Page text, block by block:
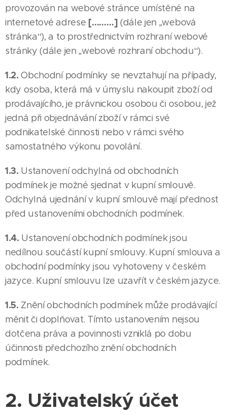
provozován na webové stránce umístěné na
internetové adrese [………] (dále jen „webová
stránka“), a to prostřednictvím rozhraní webové
stránky (dále jen „webové rozhraní obchodu“).
1.2. Obchodní podmínky se nevztahují na případy,
kdy osoba, která má v úmyslu nakoupit zboží od
prodávajícího, je právnickou osobou či osobou, jež
jedná při objednávání zboží v rámci své
podnikatelské činnosti nebo v rámci svého
samostatného výkonu povolání.
1.3. Ustanovení odchylná od obchodních
podmínek je možné sjednat v kupní smlouvě.
Odchylná ujednání v kupní smlouvě mají přednost
před ustanoveními obchodních podmínek.
1.4. Ustanovení obchodních podmínek jsou
nedílnou součástí kupní smlouvy. Kupní smlouva a
obchodní podmínky jsou vyhotoveny v českém
jazyce. Kupní smlouvu lze uzavřít v českém jazyce.
1.5. Znění obchodních podmínek může prodávající
měnit či doplňovat. Tímto ustanovením nejsou
dotčena práva a povinnosti vzniklá po dobu
účinnosti předchozího znění obchodních
podmínek.
2. Uživatelský účet